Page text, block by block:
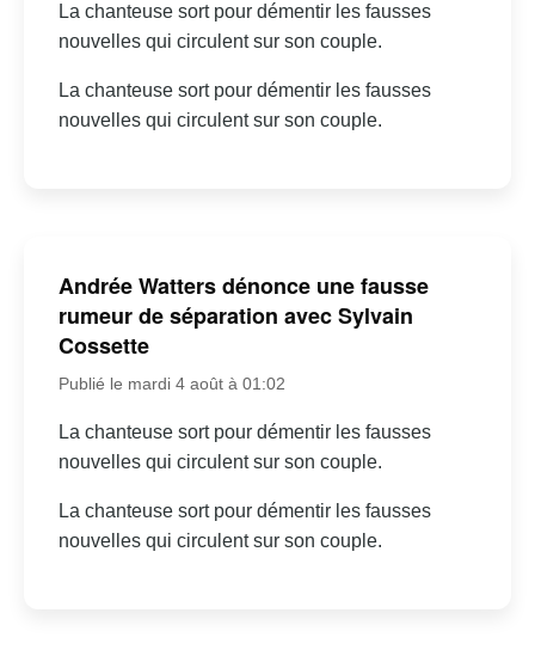
La chanteuse sort pour démentir les fausses
nouvelles qui circulent sur son couple.
La chanteuse sort pour démentir les fausses
nouvelles qui circulent sur son couple.
Andrée Watters dénonce une fausse
rumeur de séparation avec Sylvain
Cossette
Publié le mardi 4 août à 01:02
La chanteuse sort pour démentir les fausses
nouvelles qui circulent sur son couple.
La chanteuse sort pour démentir les fausses
nouvelles qui circulent sur son couple.